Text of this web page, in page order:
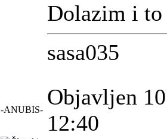
Dolazim i
sasa035
-ANUBIS-
Objavljen
12:40